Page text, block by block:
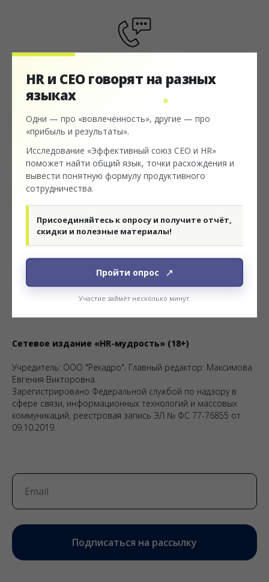
Телефон
8 (800) 700-58-38
Электронная почта
hrmag@rekadro.ru
Сетевое издание «HR-мудрость» (18+)
Учредитель: ООО "Рекадро". Главный редактор: Максимова
Евгения Викторовна.
Зарегистрировано Федеральной службой по надзору в
сфере связи, информационных технологий и массовых
коммуникаций, реестровая запись ЭЛ № ФС 77-76855 от
09.10.2019.
Подписаться на рассылку
HR и CEO говорят на разных
языках
Одни — про «вовлечённость», другие — про
«прибыль и результаты».
Исследование «Эффективный союз CEO и HR»
поможет найти общий язык, точки расхождения и
вывести понятную формулу продуктивного
сотрудничества.
Присоединяйтесь к опросу и получите отчёт,
скидки и полезные материалы!
Пройти опрос
Участие займёт несколько минут.